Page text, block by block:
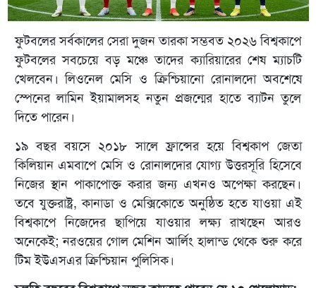
ফুটবলের সর্বকালের সেরা দুজন তারকা সম্ভবত ২০২৬ বিশ্বকাপে
ফুটবলের সবচেয়ে বড় মঞ্চে তাদের ক্যারিয়ারের শেষ ম্যাচটি
খেলবেন। লিওনেল মেসি ও ক্রিশ্চিয়ানো রোনালদো অবশেষে
স্পেনের লামিন ইয়ামালসহ নতুন প্রজন্মের হাতে ব্যাটন তুলে
দিতে পারেন।
১৯ বছর বয়সে ২০১৮ সালে ফ্রান্সের হয়ে বিশ্বকাপ জেতা
কিলিয়ান এমবাপে মেসি ও রোনালদোর যোগ্য উত্তরসূরি হিসেবে
নিজের স্থান পাকাপোক্ত করার জন্য এখনও অপেক্ষা করছেন।
তবে যুক্তরাষ্ট্র, কানাডা ও মেক্সিকোতে অনুষ্ঠিত হতে যাওয়া এই
বিশ্বকাপে নিজেদের ছাপিয়ে যাওয়ার লক্ষ্য রাখছেন আরও
অনেকেই; নরওয়ের গোল মেশিন আর্লিং হালান্ড থেকে শুরু করে
টিম ইউএসএর ক্রিশ্চিয়ান পুলিসিক।